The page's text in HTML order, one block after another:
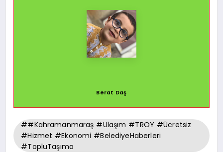
Berat Daş
##Kahramanmaraş #Ulaşım #TROY #Ücretsiz
#Hizmet #Ekonomi #BelediyeHaberleri
#TopluTaşıma